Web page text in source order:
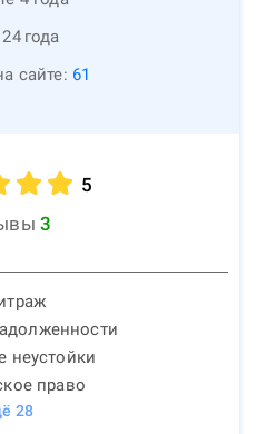
24 года
сайте: 61
5
3
неустойки
право
28